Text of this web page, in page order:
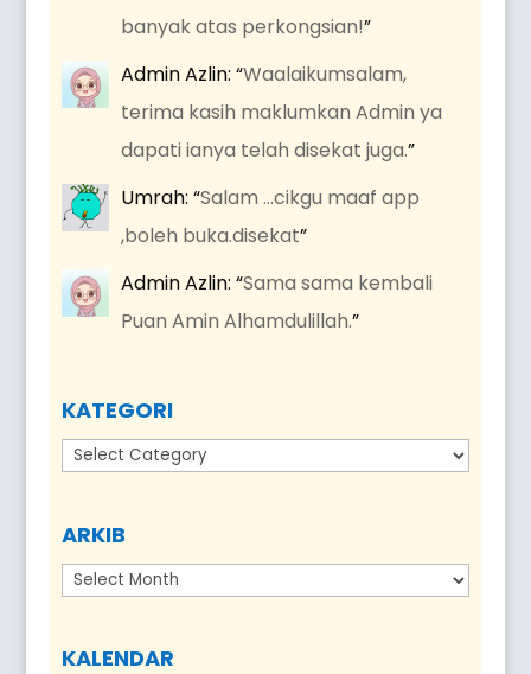
banyak atas perkongsian!”
Admin Azlin: “Waalaikumsalam,
terima kasih maklumkan Admin ya
dapati ianya telah disekat juga.”
Umrah: “Salam …cikgu maaf app
,boleh buka.disekat”
Admin Azlin: “Sama sama kembali
Puan Amin Alhamdulillah.”
KATEGORI
Kategori
ARKIB
Arkib
KALENDAR